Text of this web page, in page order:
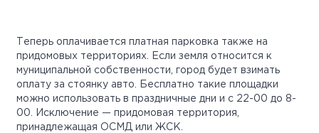
Теперь оплачивается платная парковка также на
придомовых территориях. Если земля относится к
муниципальной собственности, город будет взимать
оплату за стоянку авто. Бесплатно такие площадки
можно использовать в праздничные дни и с 22-00 до 8-
00. Исключение — придомовая территория,
принадлежащая ОСМД или ЖСК.